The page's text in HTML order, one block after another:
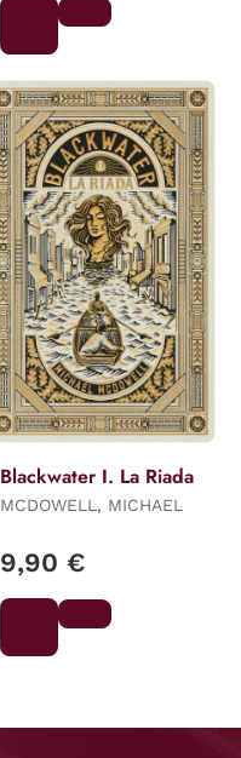
Blackwater I. La Riada
MCDOWELL, MICHAEL
9,90 €